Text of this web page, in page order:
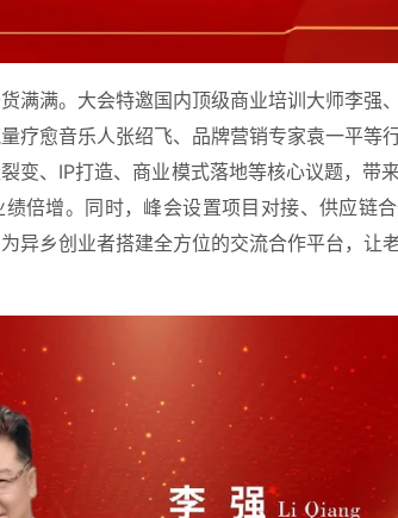
满满。大会特邀国内顶级商业培训大师李强
疗愈音乐人张绍飞、品牌营销专家袁一平等
变、IP打造、商业模式落地等核心议题，带
倍增。同时，峰会设置项目对接、供应链
异乡创业者搭建全方位的交流合作平台，让